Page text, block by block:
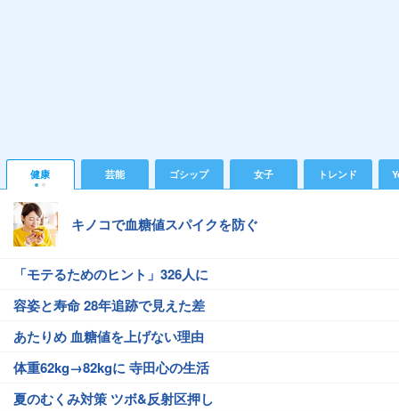
健康 芸能 ゴシップ 女子 トレンド
キノコで血糖値スパイクを防ぐ
「モテるためのヒント」326人に
容姿と寿命 28年追跡で見えた差
あたりめ 血糖値を上げない理由
体重62kg→82kgに 寺田心の生活
夏のむくみ対策 ツボ&反射区押し